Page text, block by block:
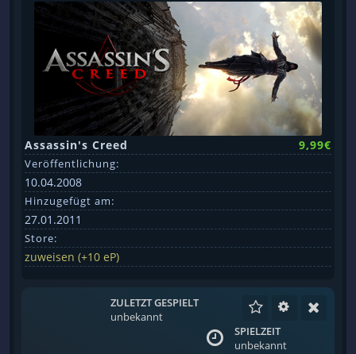
Assassin's Creed 9,99€
Veröffentlichung:
10.04.2008
Hinzugefügt am:
27.01.2011
Store:
zuweisen (+10 eP)
ZULETZT GESPIELT
unbekannt
SPIELZEIT
unbekannt